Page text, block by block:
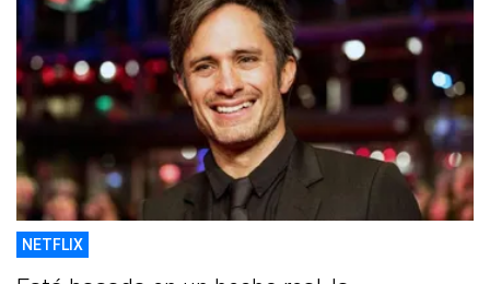
NETFLIX